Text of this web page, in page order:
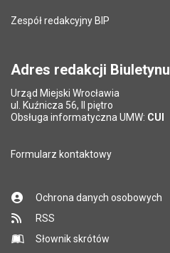
Zespół redakcyjny BIP
Adres redakcji Biuletynu
Urząd Miejski Wrocławia
ul. Kuźnicza 56, II piętro
Obsługa informatyczna UMW: CUI
Formularz kontaktowy
Ochrona danych osobowych
RSS
Słownik skrótów